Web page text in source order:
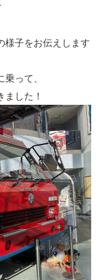
様子をお伝えします
って、
した！